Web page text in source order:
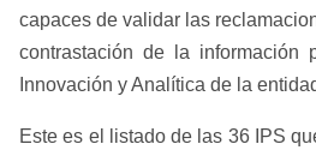
capaces de validar las
contrastación de la información
Innovación y Analítica de la
Este es el listado de las 36 IPS